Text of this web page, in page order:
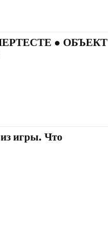
● ОБЪЕКТ
игры. Что